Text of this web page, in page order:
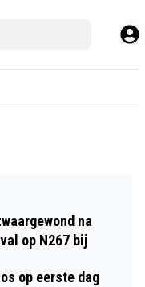
na
op N267 bij
op eerste dag